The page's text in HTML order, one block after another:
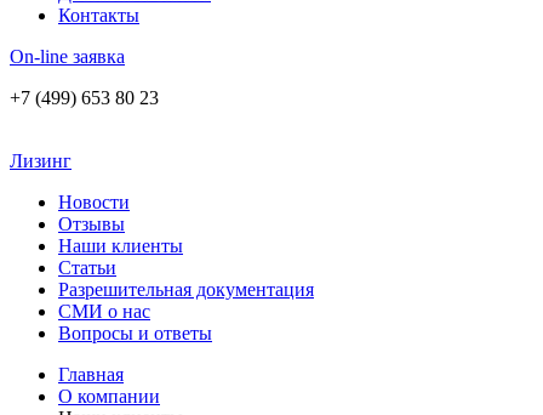
Контакты
On-line заявка
+7 (499) 653 80 23
Лизинг
Новости
Отзывы
Наши клиенты
Статьи
Разрешительная документация
СМИ о нас
Вопросы и ответы
Главная
О компании